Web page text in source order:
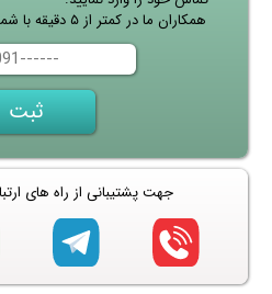
همکاران ما در کمتر از ۵ دقیقه با شما تماس می گیرند.
جهت پشتیبانی از راه های